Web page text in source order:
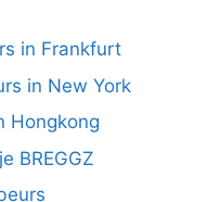
in Frankfurt
in New York
Hongkong
BREGGZ